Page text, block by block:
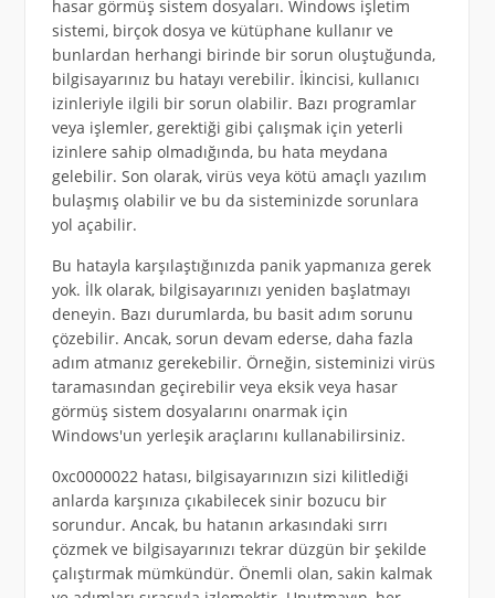
hasar görmüş sistem dosyaları. Windows işletim
sistemi, birçok dosya ve kütüphane kullanır ve
bunlardan herhangi birinde bir sorun oluştuğunda,
bilgisayarınız bu hatayı verebilir. İkincisi, kullanıcı
izinleriyle ilgili bir sorun olabilir. Bazı programlar
veya işlemler, gerektiği gibi çalışmak için yeterli
izinlere sahip olmadığında, bu hata meydana
gelebilir. Son olarak, virüs veya kötü amaçlı yazılım
bulaşmış olabilir ve bu da sisteminizde sorunlara
yol açabilir.
Bu hatayla karşılaştığınızda panik yapmanıza gerek
yok. İlk olarak, bilgisayarınızı yeniden başlatmayı
deneyin. Bazı durumlarda, bu basit adım sorunu
çözebilir. Ancak, sorun devam ederse, daha fazla
adım atmanız gerekebilir. Örneğin, sisteminizi virüs
taramasından geçirebilir veya eksik veya hasar
görmüş sistem dosyalarını onarmak için
Windows'un yerleşik araçlarını kullanabilirsiniz.
0xc0000022 hatası, bilgisayarınızın sizi kilitlediği
anlarda karşınıza çıkabilecek sinir bozucu bir
sorundur. Ancak, bu hatanın arkasındaki sırrı
çözmek ve bilgisayarınızı tekrar düzgün bir şekilde
çalıştırmak mümkündür. Önemli olan, sakin kalmak